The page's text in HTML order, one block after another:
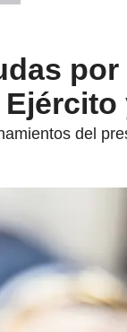
del